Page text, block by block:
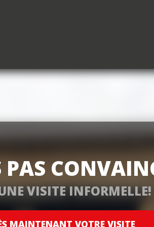
PAS
VISITE INFORMELLE!
MAINTENANT VOTRE VISITE